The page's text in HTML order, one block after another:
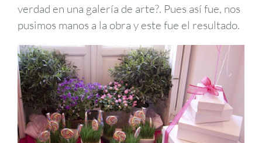
verdad en una galería de arte?. Pues así fue, nos
pusimos manos a la obra y este fue el resultado.